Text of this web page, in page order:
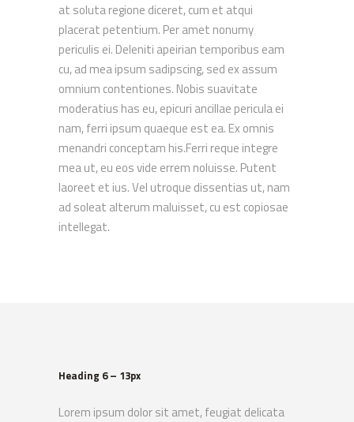
at soluta regione diceret, cum et atqui
placerat petentium. Per amet nonumy
periculis ei. Deleniti apeirian temporibus eam
cu, ad mea ipsum sadipscing, sed ex assum
omnium contentiones. Nobis suavitate
moderatius has eu, epicuri ancillae pericula ei
nam, ferri ipsum quaeque est ea. Ex omnis
menandri conceptam his.Ferri reque integre
mea ut, eu eos vide errem noluisse. Putent
laoreet et ius. Vel utroque dissentias ut, nam
ad soleat alterum maluisset, cu est copiosae
intellegat.
Heading 6 – 13px
Lorem ipsum dolor sit amet, feugiat delicata